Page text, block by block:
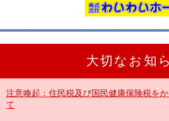
大切なお知
注意喚起：住民税及び国民健康保険税を
て